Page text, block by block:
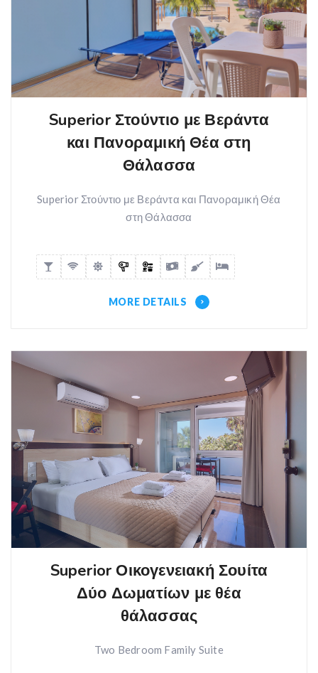
Superior Στούντιο με Βεράντα
και Πανοραμική Θέα στη
Θάλασσα
Superior Στούντιο με Βεράντα και Πανοραμική Θέα
στη Θάλασσα
MORE DETAILS
Superior Οικογενειακή Σουίτα
Δύο Δωματίων με θέα
θάλασσας
Two Bedroom Family Suite